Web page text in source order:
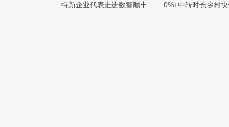
特新企业代表走进数智顺丰
0%+中转时长乡村